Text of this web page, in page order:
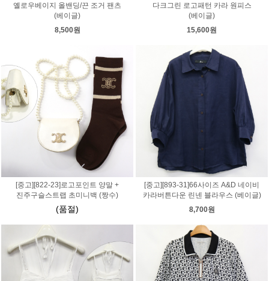
옐로우베이지 올밴딩/끈 조거 팬츠
(베이글)
8,500원
다크그린 로고패턴 카라 원피스
(베이글)
15,600원
[중고][822-23]로고포인트 양말 +
진주구슬스트랩 초미니백 (짱수)
(품절)
[중고][893-31]66사이즈 A&D 네이비
카라버튼다운 린넨 블라우스 (베이글)
8,700원